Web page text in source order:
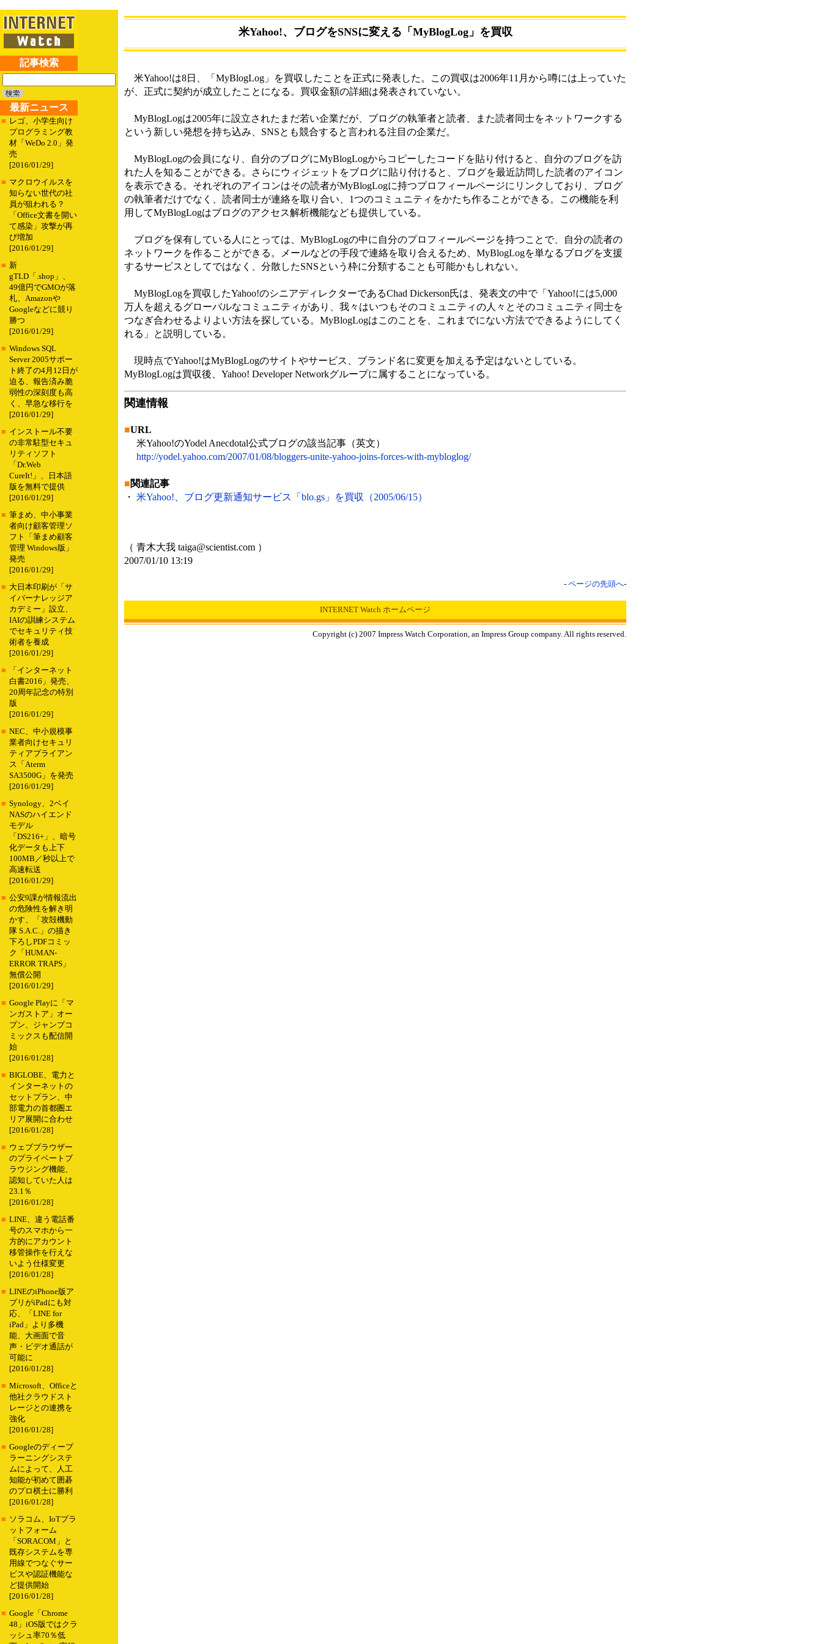
記事検索
最新ニュース
■ レゴ、小学生向け
プログラミング教
材「WeDo 2.0」発
売
[2016/01/29]
■ マクロウイルスを
知らない世代の社
員が狙われる？
「Office文書を開い
て感染」攻撃が再
び増加
[2016/01/29]
■ 新
gTLD「.shop」、
49億円でGMOが落
札、Amazonや
Googleなどに競り
勝つ
[2016/01/29]
■ Windows SQL
Server 2005サポー
ト終了の4月12日が
迫る、報告済み脆
弱性の深刻度も高
く、早急な移行を
[2016/01/29]
■ インストール不要
の非常駐型セキュ
リティソフト
「Dr.Web
CureIt!」、日本語
版を無料で提供
[2016/01/29]
■ 筆まめ、中小事業
者向け顧客管理ソ
フト「筆まめ顧客
管理 Windows版」
発売
[2016/01/29]
■ 大日本印刷が「サ
イバーナレッジア
カデミー」設立、
IAIの訓練システム
でセキュリティ技
術者を養成
[2016/01/29]
■
「インターネット
白書2016」発売、
20周年記念の特別
版
[2016/01/29]
■ NEC、中小規模事
業者向けセキュリ
ティアプライアン
ス「Aterm
SA3500G」を発売
[2016/01/29]
■ Synology、2ベイ
NASのハイエンド
モデル
「DS216+」、暗号
化データも上下
100MB／秒以上で
高速転送
[2016/01/29]
■ 公安9課が情報流出
の危険性を解き明
かす、「攻殻機動
隊 S.A.C.」の描き
下ろしPDFコミッ
ク「HUMAN-
ERROR TRAPS」
無償公開
[2016/01/29]
■ Google Playに「マ
ンガストア」オー
プン、ジャンプコ
ミックスも配信開
始
[2016/01/28]
■ BIGLOBE、電力と
インターネットの
セットプラン、中
部電力の首都圏エ
リア展開に合わせ
[2016/01/28]
■ ウェブブラウザー
のプライベートブ
ラウジング機能、
認知していた人は
23.1％
[2016/01/28]
■ LINE、違う電話番
号のスマホから一
方的にアカウント
移管操作を行えな
いよう仕様変更
[2016/01/28]
■ LINEのiPhone版ア
プリがiPadにも対
応、「LINE for
iPad」より多機
能、大画面で音
声・ビデオ通話が
可能に
[2016/01/28]
■ Microsoft、Officeと
他社クラウドスト
レージとの連携を
強化
[2016/01/28]
■ Googleのディープ
ラーニングシステ
ムによって、人工
知能が初めて囲碁
のプロ棋士に勝利
[2016/01/28]
■ ソラコム、IoTプラ
ットフォーム
「SORACOM」と
既存システムを専
用線でつなぐサー
ビスや認証機能な
ど提供開始
[2016/01/28]
■ Google「Chrome
48」iOS版ではクラ
ッシュ率70％低
米Yahoo!、ブログをSNSに変える「MyBlogLog」を買収
米Yahoo!は8日、「MyBlogLog」を買収したことを正式に発表した。この買収は2006年11月から噂には上っていた
が、正式に契約が成立したことになる。買収金額の詳細は発表されていない。
MyBlogLogは2005年に設立されたまだ若い企業だが、ブログの執筆者と読者、また読者同士をネットワークする
という新しい発想を持ち込み、SNSとも競合すると言われる注目の企業だ。
MyBlogLogの会員になり、自分のブログにMyBlogLogからコピーしたコードを貼り付けると、自分のブログを訪
れた人を知ることができる。さらにウィジェットをブログに貼り付けると、ブログを最近訪問した読者のアイコン
を表示できる。それぞれのアイコンはその読者がMyBlogLogに持つプロフィールページにリンクしており、ブログ
の執筆者だけでなく、読者同士が連絡を取り合い、1つのコミュニティをかたち作ることができる。この機能を利
用してMyBlogLogはブログのアクセス解析機能なども提供している。
ブログを保有している人にとっては、MyBlogLogの中に自分のプロフィールページを持つことで、自分の読者の
ネットワークを作ることができる。メールなどの手段で連絡を取り合えるため、MyBlogLogを単なるブログを支援
するサービスとしてではなく、分散したSNSという枠に分類することも可能かもしれない。
MyBlogLogを買収したYahoo!のシニアディレクターであるChad Dickerson氏は、発表文の中で「Yahoo!には5,000
万人を超えるグローバルなコミュニティがあり、我々はいつもそのコミュニティの人々とそのコミュニティ同士を
つなぎ合わせるよりよい方法を探している。MyBlogLogはこのことを、これまでにない方法でできるようにしてく
れる」と説明している。
現時点でYahoo!はMyBlogLogのサイトやサービス、ブランド名に変更を加える予定はないとしている。
MyBlogLogは買収後、Yahoo! Developer Networkグループに属することになっている。
関連情報
■URL
米Yahoo!のYodel Anecdotal公式ブログの該当記事（英文）
http://yodel.yahoo.com/2007/01/08/bloggers-unite-yahoo-joins-forces-with-mybloglog/
■関連記事
・ 米Yahoo!、ブログ更新通知サービス「blo.gs」を買収（2005/06/15）
（ 青木大我 taiga@scientist.com ）
2007/01/10 13:19
- ページの先頭へ-
INTERNET Watch ホームページ
Copyright (c) 2007 Impress Watch Corporation, an Impress Group company. All rights reserved.